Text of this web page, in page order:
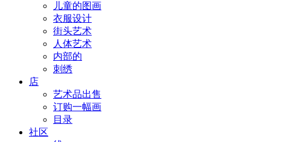
儿童的图画
衣服设计
街头艺术
人体艺术
内部的
刺绣
店
艺术品出售
订购一幅画
目录
社区